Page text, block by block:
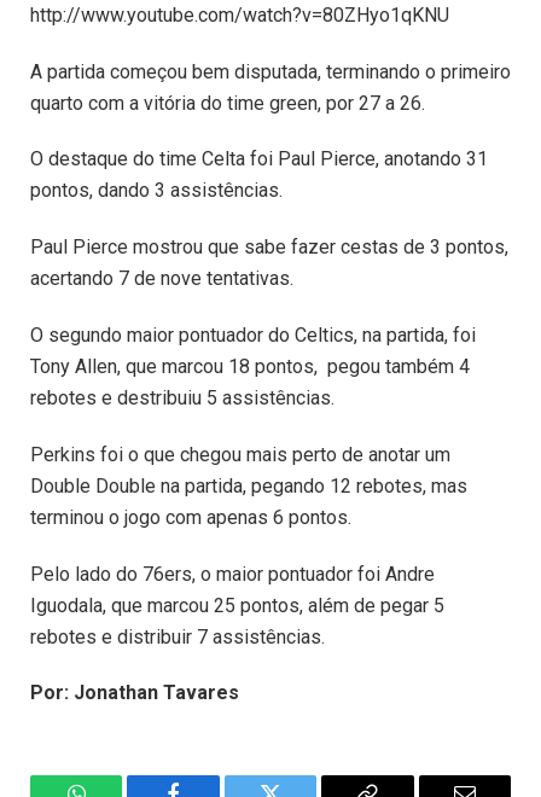
http://www.youtube.com/watch?v=80ZHyo1qKNU
A partida começou bem disputada, terminando o primeiro
quarto com a vitória do time green, por 27 a 26.
O destaque do time Celta foi Paul Pierce, anotando 31
pontos, dando 3 assistências.
Paul Pierce mostrou que sabe fazer cestas de 3 pontos,
acertando 7 de nove tentativas.
O segundo maior pontuador do Celtics, na partida, foi
Tony Allen, que marcou 18 pontos, pegou também 4
rebotes e destribuiu 5 assistências.
Perkins foi o que chegou mais perto de anotar um
Double Double na partida, pegando 12 rebotes, mas
terminou o jogo com apenas 6 pontos.
Pelo lado do 76ers, o maior pontuador foi Andre
Iguodala, que marcou 25 pontos, além de pegar 5
rebotes e distribuir 7 assistências.
Por: Jonathan Tavares